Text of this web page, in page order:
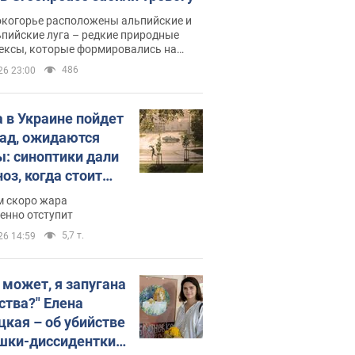
расположены альпийские и
луга – редкие природные
которые формировались на
сотен лет
23:00 486
Украине пойдет
ожидаются
синоптики дали
когда стоит
изменения
скоро жара
отступит
14:59 5,7 т.
я запугана
Елена
– об убийстве
диссидентки